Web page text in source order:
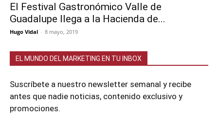
El Festival Gastronómico Valle de
Guadalupe llega a la Hacienda de...
Hugo Vidal - 8 mayo, 2019
EL MUNDO DEL MARKETING EN TU INBOX
Suscríbete a nuestro newsletter semanal y recibe
antes que nadie noticias, contenido exclusivo y
promociones.